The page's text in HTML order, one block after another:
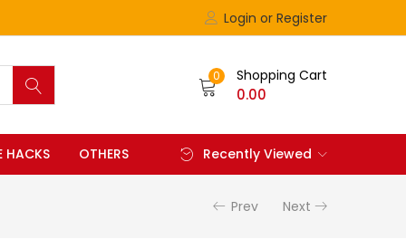
Login or Register
0 Shopping Cart
0.00
HACKS OTHERS Recently Viewed
Prev Next